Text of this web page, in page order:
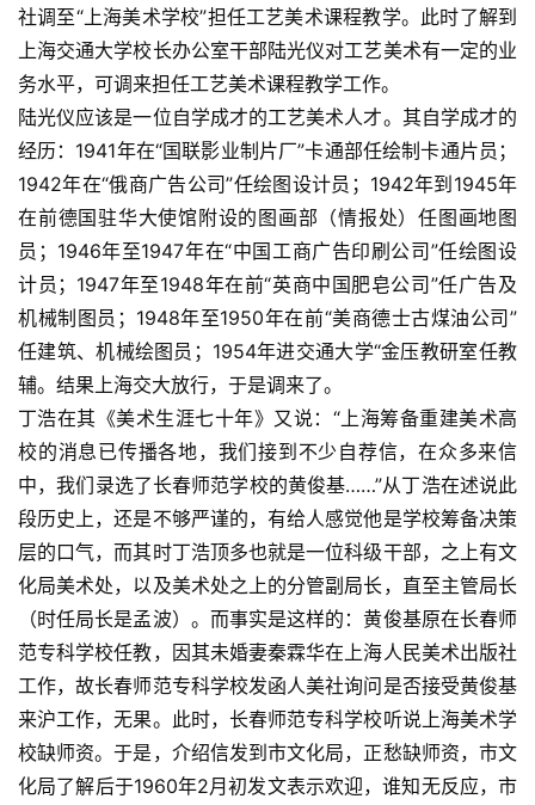
社调至“上海美术学校”担任工艺美术课程教学。此时了解到
上海交通大学校长办公室干部陆光仪对工艺美术有一定的业
务水平，可调来担任工艺美术课程教学工作。
陆光仪应该是一位自学成才的工艺美术人才。其自学成才的
经历：1941年在“国联影业制片厂”卡通部任绘制卡通片员；
1942年在“俄商广告公司”任绘图设计员；1942年到1945年
在前德国驻华大使馆附设的图画部（情报处）任图画地图
员；1946年至1947年在“中国工商广告印刷公司”任绘图设
计员；1947年至1948年在前“英商中国肥皂公司”任广告及
机械制图员；1948年至1950年在前“美商德士古煤油公司”
任建筑、机械绘图员；1954年进交通大学“金压教研室任教
辅。结果上海交大放行，于是调来了。
丁浩在其《美术生涯七十年》又说：“上海筹备重建美术高
校的消息已传播各地，我们接到不少自荐信，在众多来信
中，我们录选了长春师范学校的黄俊基……”从丁浩在述说此
段历史上，还是不够严谨的，有给人感觉他是学校筹备决策
层的口气，而其时丁浩顶多也就是一位科级干部，之上有文
化局美术处，以及美术处之上的分管副局长，直至主管局长
（时任局长是孟波）。而事实是这样的：黄俊基原在长春师
范专科学校任教，因其未婚妻秦霖华在上海人民美术出版社
工作，故长春师范专科学校发函人美社询问是否接受黄俊基
来沪工作，无果。此时，长春师范专科学校听说上海美术学
校缺师资。于是，介绍信发到市文化局，正愁缺师资，市文
化局了解后于1960年2月初发文表示欢迎，谁知无反应，市